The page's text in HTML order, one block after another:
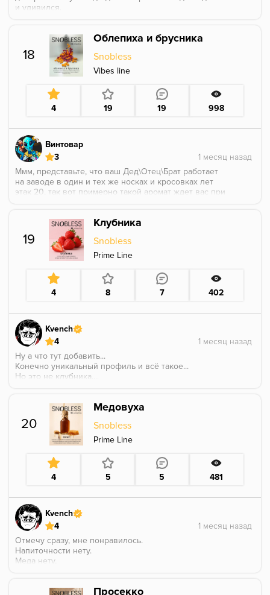
и удивился.
Прогрев на 3 25х, в минимальное касание.
Хотелось бы расписать много букв, но не
получается 🥲 Это реально их же вкус пармезан,
мед, грецкий орех, только менее яркий. Мёда нет
совсем, пармезан тот же, разве что грецкого
побольше добавили. Ни пломбира, ни кленового
сиропа я здесь не нашёл 😅
Как будто бы проще взять сразу вкус с пармезаном
18
Облепиха и брусника
Snobless
Vibes line
4 19 19 998
Винтовар
3
Ммм, представьте, что ваш Дед\Отец\Брат работает
на заводе в один и тех же носках и кросовках лет
этак 20, так вот примерно такой аромат ждет вас при
банку. Меласса в банке попрежнему больше похожа
на воду, нежели на сироп.
19
Клубника
Snobless
Prime Line
4 8 7 402
Kvench
4
Ну а что тут добавить...
Конечно уникальный профиль и всё такое...
Но это не клубника....
Ну такое конечно.
Да, она плотная, насыщенная, но развидеть
землянику не могу.
Видимо так она выглядит натуральнее и органичнее.
20
Медовуха
Snobless
Prime Line
4 5 5 481
Kvench
4
Отмечу сразу, мне понравилось.
Напиточности нету.
Меда нету.
К сожалению не дотягивает до медовухи за 350 за 1
Просекко